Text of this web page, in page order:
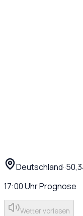
Deutschland··
17:00UhrPrognose
Wetter vorlesen